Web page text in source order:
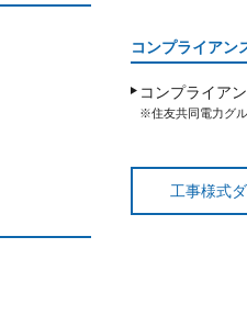
コンプライアン
コンプライア
※住友共同電力グ
工事様式